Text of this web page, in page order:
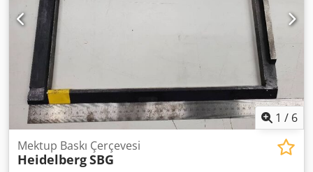
1 / 6
Mektup Baskı Çerçevesi
HeidelbergSBG